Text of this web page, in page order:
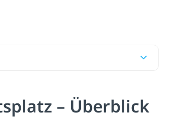
– Überblick